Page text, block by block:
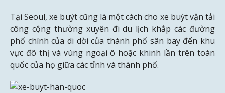
Tại Seoul, xe buýt cũng là một cách cho xe buýt vận tải
công cộng thường xuyên đi du lịch khắp các đường
phố chính của di dời của thành phố sân bay đến khu
vực đô thị và vùng ngoại ô hoặc khinh lần trên toàn
quốc của họ giữa các tỉnh và thành phố.